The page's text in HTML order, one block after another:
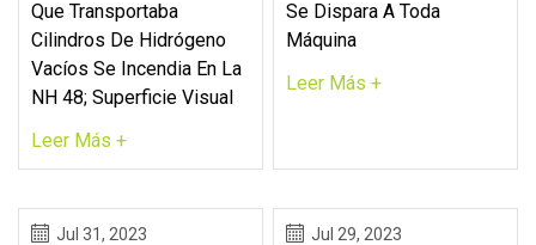
Que Transportaba
Cilindros De Hidrógeno
Vacíos Se Incendia En La
NH 48; Superficie Visual
Leer Más +
Se Dispara A Toda
Máquina
Leer Más +
Jul 31, 2023 Jul 29, 2023